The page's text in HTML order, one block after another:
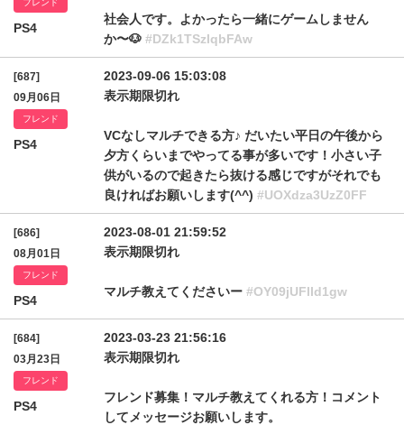
フレンド
PS4
社会人です。よかったら一緒にゲームしません
か〜🐶 #DZk1TSzlqbFAw
[687]
09月06日
フレンド
PS4
2023-09-06 15:03:08
表示期限切れ
VCなしマルチできる方♪ だいたい平日の午後から
夕方くらいまでやってる事が多いです！小さい子
供がいるので起きたら抜ける感じですがそれでも
良ければお願いします(^^) #UOXdza3UzZ0FF
[686]
08月01日
フレンド
PS4
2023-08-01 21:59:52
表示期限切れ
マルチ教えてくださいー #OY09jUFlId1gw
[684]
03月23日
フレンド
PS4
2023-03-23 21:56:16
表示期限切れ
フレンド募集！マルチ教えてくれる方！コメント
してメッセージお願いします。